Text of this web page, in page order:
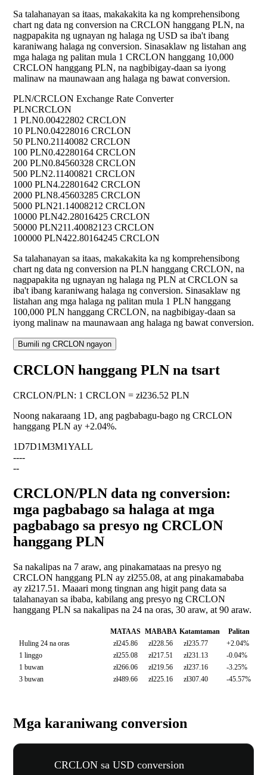
Sa talahanayan sa itaas, makakakita ka ng komprehensibong
chart ng data ng conversion na CRCLON hanggang PLN, na
nagpapakita ng ugnayan ng halaga ng USD sa iba't ibang
karaniwang halaga ng conversion. Sinasaklaw ng listahan ang
mga halaga ng palitan mula 1 CRCLON hanggang 10,000
CRCLON hanggang PLN, na nagbibigay-daan sa iyong
malinaw na maunawaan ang halaga ng bawat conversion.
PLN/CRCLON Exchange Rate Converter
PLNCRCLON
1 PLN0.00422802 CRCLON
10 PLN0.04228016 CRCLON
50 PLN0.21140082 CRCLON
100 PLN0.42280164 CRCLON
200 PLN0.84560328 CRCLON
500 PLN2.11400821 CRCLON
1000 PLN4.22801642 CRCLON
2000 PLN8.45603285 CRCLON
5000 PLN21.14008212 CRCLON
10000 PLN42.28016425 CRCLON
50000 PLN211.40082123 CRCLON
100000 PLN422.80164245 CRCLON
Sa talahanayan sa itaas, makakakita ka ng komprehensibong
chart ng data ng conversion na PLN hanggang CRCLON, na
nagpapakita ng ugnayan ng halaga ng PLN at CRCLON sa
iba't ibang karaniwang halaga ng conversion. Sinasaklaw ng
listahan ang mga halaga ng palitan mula 1 PLN hanggang
100,000 PLN hanggang CRCLON, na nagbibigay-daan sa
iyong malinaw na maunawaan ang halaga ng bawat conversion.
Bumili ng CRCLON ngayon
CRCLON hanggang PLN na tsart
CRCLON/PLN: 1 CRCLON = zł236.52 PLN
Noong nakaraang 1D, ang pagbabagu-bago ng CRCLON
hanggang PLN ay +2.04%.
1D7D1M3M1YALL
----
--
CRCLON/PLN data ng conversion:
mga pagbabago sa halaga at mga
pagbabago sa presyo ng CRCLON
hanggang PLN
Sa nakalipas na 7 araw, ang pinakamataas na presyo ng
CRCLON hanggang PLN ay zł255.08, at ang pinakamababa
ay zł217.51. Maaari mong tingnan ang higit pang data sa
talahanayan sa ibaba, kabilang ang presyo ng CRCLON
hanggang PLN sa nakalipas na 24 na oras, 30 araw, at 90 araw.
MATAAS MABABA Katamtaman
Palitan
Huling 24 na oras
zł245.86 zł228.56 zł235.77
+2.04%
1 linggo
zł255.08 zł217.51 zł231.13
-0.04%
1 buwan
zł266.06 zł219.56 zł237.16
-3.25%
3 buwan
zł489.66 zł225.16 zł307.40 -45.57%
Mga karaniwang conversion
CRCLON sa USD conversion